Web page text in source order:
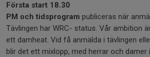
Första start 18.30
PM och tidsprogram publiceras när
Tävlingen har WRC- status. Vår ambition
ett damheat. Vid få anmälda i tävlingen
blir det ett mixlopp, med herrar och damer